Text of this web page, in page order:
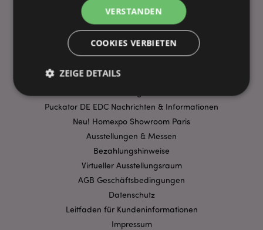
WICHTIGE INFORMATION
Lieferbedingungen
Puckator DE EDC Nachrichten & Informationen
Neu! Homexpo Showroom Paris
Ausstellungen & Messen
Bezahlungshinweise
Virtueller Ausstellungsraum
AGB Geschäftsbedingungen
Datenschutz
Leitfaden für Kundeninformationen
Impressum
VERSTANDEN
COOKIES VERBIETEN
ZEIGE DETAILS
Unbedingt notwendige
Leistungs
Ausrichten
Funktions
Streng-notwendige-Cookies ermöglichen
Kernfunktionen der Website wie die
Benutzeranmeldung und die Kontoverwaltung.
Ohne unbedingt notwendige cookies kann die
Website nicht richtig genutzt werden.
Provider